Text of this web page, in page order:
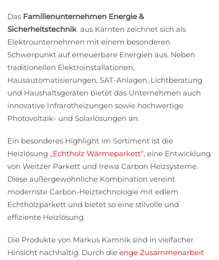
Das Familienunternehmen Energie &
Sicherheitstechnikaus Kärnten zeichnet sich als
Elektrounternehmen mit einem besonderen
Schwerpunkt auf erneuerbare Energien aus. Neben
traditionellen Elektroinstallationen,
Hausautomatisierungen, SAT-Anlagen, Lichtberatung
und Haushaltsgeräten bietet das Unternehmen auch
innovative Infrarotheizungen sowie hochwertige
Photovoltaik- und Solarlösungen an.
Ein besonderes Highlight im Sortiment ist die
Heizlösung „Echtholz Wärmeparkett“, eine Entwicklung
von Weitzer Parkett und Irewa Carbon Heizsysteme.
Diese außergewöhnliche Kombination vereint
modernste Carbon-Heiztechnologie mit edlem
Echtholzparkett und bietet so eine stilvolle und
effiziente Heizlösung.
Die Produkte von Markus Kamnik sind in vielfacher
Hinsicht nachhaltig. Durch die enge Zusammenarbeit